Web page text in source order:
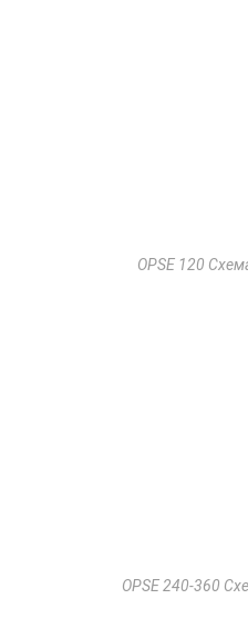
OPSE 120
OPSE 240-360